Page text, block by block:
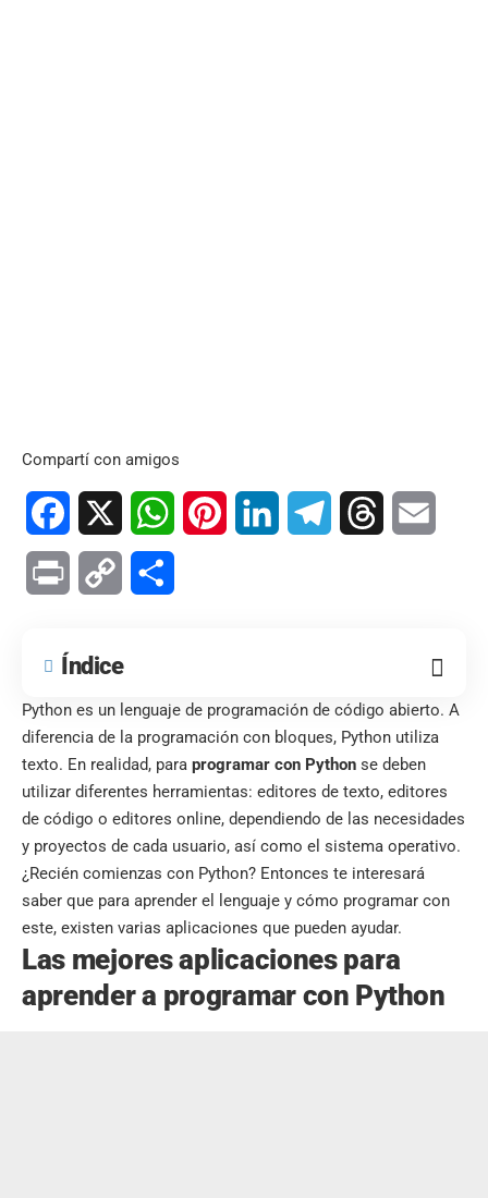
Compartí con amigos
Facebook WhatsAppPinterest LinkedIn TelegramThreads
Print Copy
Índice
Python es un lenguaje de programación de código abierto. A
diferencia de la programación con bloques, Python utiliza
texto. En realidad, para programar con Python se deben
utilizar diferentes herramientas: editores de texto, editores
de código o editores online, dependiendo de las necesidades
y proyectos de cada usuario, así como el sistema operativo.
¿Recién comienzas con Python? Entonces te interesará
saber que para aprender el lenguaje y cómo programar con
este, existen varias aplicaciones que pueden ayudar.
Las mejores aplicaciones para
aprender a programar con Python